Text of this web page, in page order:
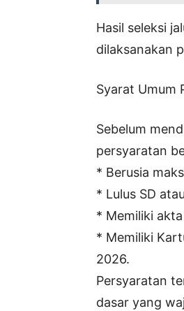
Hasil seleksi
dilaksanakan
Syarat Umum
Sebelum
persyaratan
* Berusia
* Lulus SD
* Memiliki
* Memiliki
2026.
Persyaratan
dasar yang